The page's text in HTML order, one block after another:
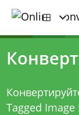
Tagged